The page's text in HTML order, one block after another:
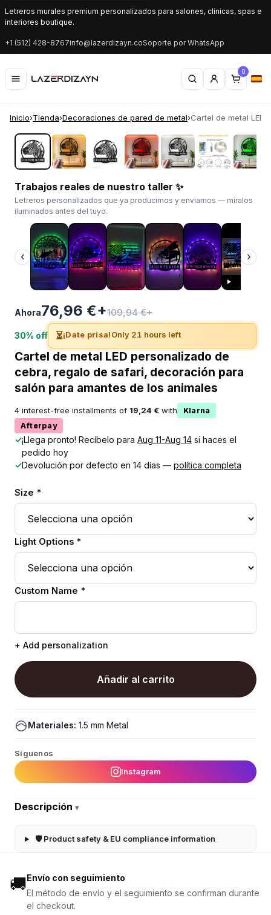
Letreros murales premium personalizados para salones, clínicas, spas e
interiores boutique.
+1 (512) 428-8767info@lazerdizayn.coSoporte por WhatsApp
0
Inicio›Tienda›Decoraciones de pared de metal›Cartel de metal LED
‹ ›
Trabajos reales de nuestro taller ✨
Letreros personalizados que ya producimos y enviamos — míralos
iluminados antes del tuyo.
‹ ›
Ahora76,96 €+109,94 €+
30% off ⏳¡Date prisa!Only 21 hours left
Cartel de metal LED personalizado de
cebra, regalo de safari, decoración para
salón para amantes de los animales
4 interest-free installments of 19,24 € with
Klarna
Afterpay
✓¡Llega pronto! Recíbelo para Aug 11-Aug 14 si haces el
pedido hoy
✓Devolución por defecto en 14 días — política completa
Size *
Light Options *
Custom Name *
+ Add personalization
Añadir al carrito
Materiales: 1.5 mm Metal
Síguenos
Instagram
Descripción ▾
🛡 Product safety & EU compliance information
🚚Envío con seguimiento
El método de envío y el seguimiento se confirman durante
el checkout.